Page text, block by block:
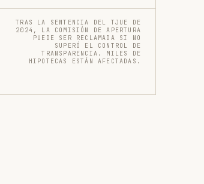
TRAS LA SENTENCIA DEL TJUE DE
2024, LA COMISIÓN DE APERTURA
PUEDE SER RECLAMADA SI NO
SUPERÓ EL CONTROL DE
TRANSPARENCIA. MILES DE
HIPOTECAS ESTÁN AFECTADAS.